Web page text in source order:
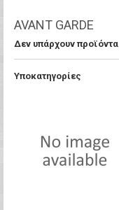
AVANT GARDE
Δεν υπάρχουν προϊόντα
Υποκατηγορίες